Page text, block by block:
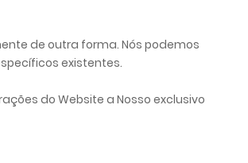
de outra forma. Nós podemos
existentes.
do Website a Nosso exclusivo